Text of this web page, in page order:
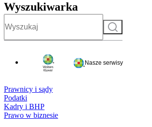
Wyszukiwarka
Szukaj
Nasze serwisy
Prawnicy i sądy
Podatki
Kadry i BHP
Prawo w biznesie